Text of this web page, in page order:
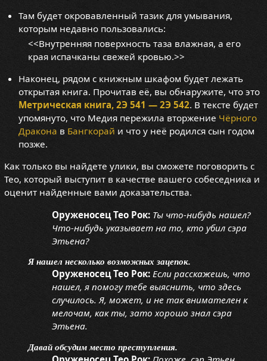
Там будет окровавленный тазик для умывания,
которым недавно пользовались:
<<Внутренняя поверхность таза влажная, а его
края испачканы свежей кровью.>>
Наконец, рядом с книжным шкафом будет лежать
открытая книга. Прочитав её, вы обнаружите, что это
Метрическая книга, 2Э 541 — 2Э 542. В тексте будет
упомянуто, что Медия пережила вторжение Чёрного
Дракона в Бангкорай и что у неё родился сын годом
позже.
Как только вы найдете улики, вы сможете поговорить с
Тео, который выступит в качестве вашего собеседника и
оценит найденные вами доказательства.
Оруженосец Тео Рок: Ты что-нибудь нашел?
Что-нибудь указывает на то, кто убил сэра
Этьена?
Я нашел несколько возможных зацепок.
Оруженосец Тео Рок: Если расскажешь, что
нашел, я помогу тебе выяснить, что здесь
случилось. Я, может, и не так внимателен к
мелочам, как ты, зато хорошо знал сэра
Этьена.
Давай обсудим место преступления.